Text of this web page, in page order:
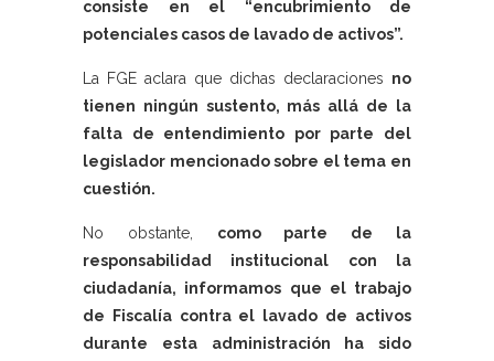
consiste en el “encubrimiento de
potenciales casos de lavado de activos”.
La FGE aclara que dichas declaraciones no
tienen ningún sustento, más allá de la
falta de entendimiento por parte del
legislador mencionado sobre el tema en
cuestión.
No obstante, como parte de la
responsabilidad institucional con la
ciudadanía, informamos que el trabajo
de Fiscalía contra el lavado de activos
durante esta administración ha sido